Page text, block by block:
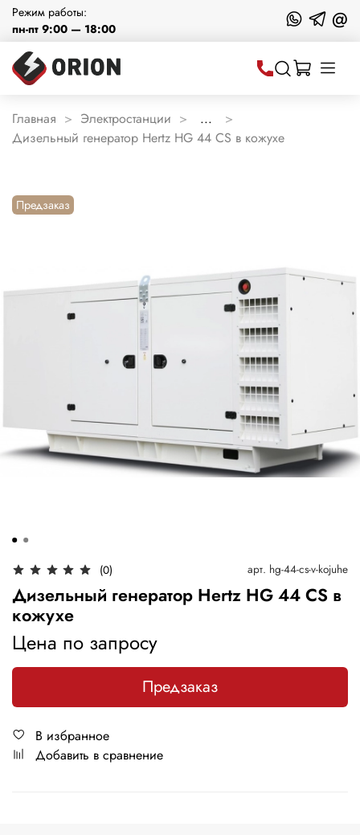
Режим работы:
пн-пт 9:00 — 18:00
@
Главная Электростанции
...
Дизельный генератор Hertz HG 44 CS в кожухе
Предзаказ
(0) арт. hg-44-cs-v-kojuhe
Дизельный генератор Hertz HG 44 CS в
кожухе
Цена по запросу
Предзаказ
В избранное
Добавить в сравнение